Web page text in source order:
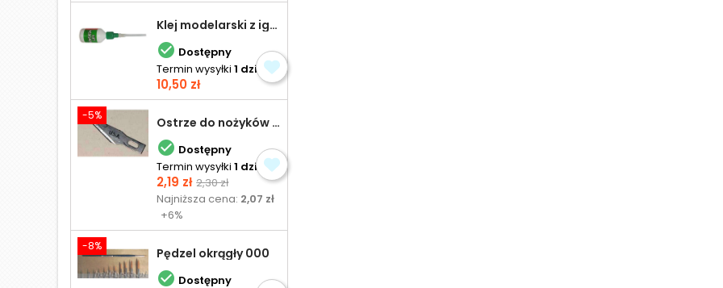
Klej modelarski z igłą 30 ml
 Dostępny
Termin wysyłki 1 dzień
Cena
10,50 zł
-5% Ostrze do nożyków Excel
 Dostępny
Termin wysyłki 1 dzień
Cena
2,19 zł Cena
podstawowa
2,30 zł
Najniższa cena: 2,07 zł
+6%
-8% Pędzel okrągły 000
 Dostępny